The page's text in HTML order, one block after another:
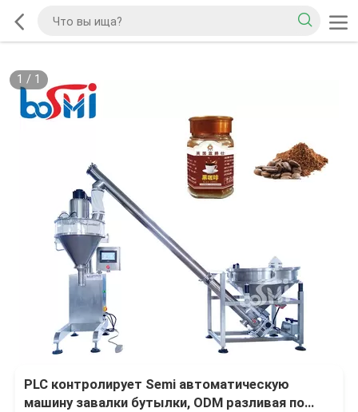
1 / 1
PLC контролирует Semi автоматическую
машину завалки бутылки, ODM разливая по